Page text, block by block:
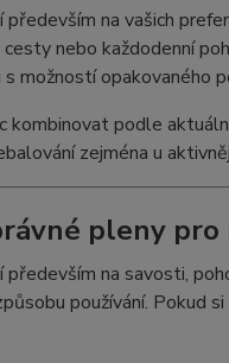
na vašich
nebo každodenní
možností opakovaného
kombinovat podle
zejména u
pleny pro
především na savosti,
používání. Pokud